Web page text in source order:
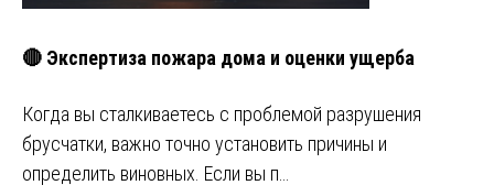
🔴 Экспертиза пожара дома и оценки ущерба
Когда вы сталкиваетесь с проблемой разрушения
брусчатки, важно точно установить причины и
определить виновных. Если вы п…